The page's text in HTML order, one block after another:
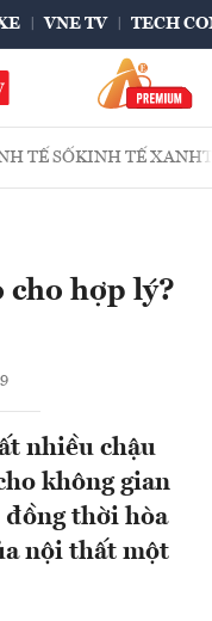
VNE TV TECH
TẾ SỐKINH TẾ XANH
cho hợp lý?
nhiều chậu
không gian
thời hòa
nội thất một